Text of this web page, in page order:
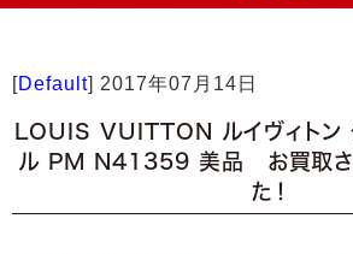
[Default] 2017年07月14日
LOUIS VUITTON ルイヴィトン
ル PM N41359 美品 お買取さ
た！